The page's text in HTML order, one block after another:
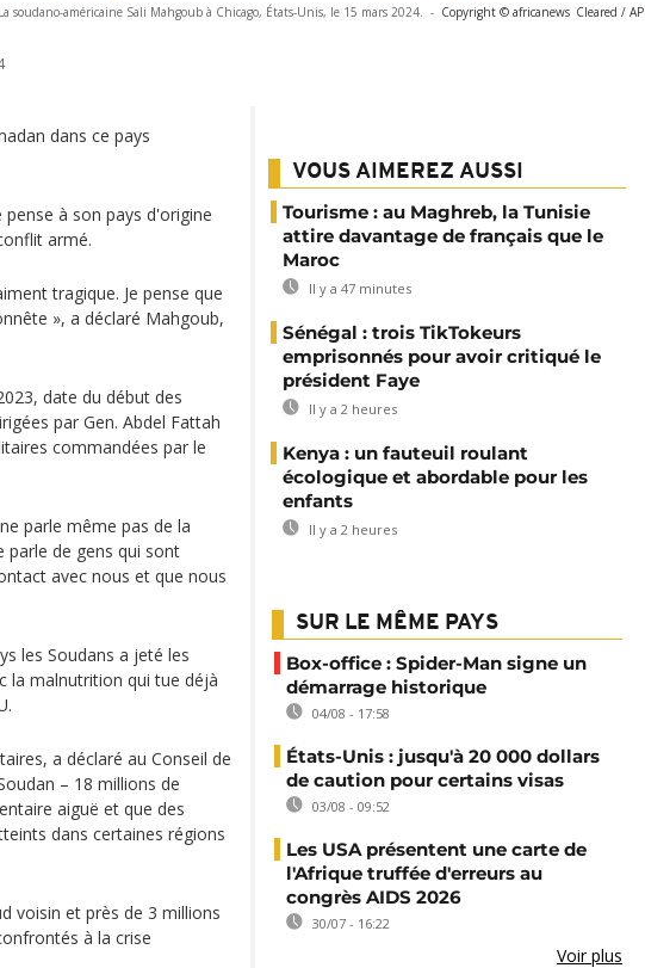
La soudano-américaine Sali Mahgoub à Chicago, États-Unis, le 15 mars 2024. - Copyright © africanews Cleared / AP
dans ce pays
à son pays d'origine
armé.
tragique. Je pense que
», a déclaré Mahgoub,
date du début des
par Gen. Abdel Fattah
commandées par le
parle même pas de la
parle de gens qui sont
avec nous et que nous
les Soudans a jeté les
la malnutrition qui tue déjà
a déclaré au Conseil de
– 18 millions de
aiguë et que des
dans certaines régions
voisin et près de 3 millions
à la crise
VOUS AIMEREZ AUSSI
Tourisme : au Maghreb, la Tunisie
attire davantage de français que le
Maroc
Il y a 47 minutes
Sénégal : trois TikTokeurs
emprisonnés pour avoir critiqué le
président Faye
Il y a 2 heures
Kenya : un fauteuil roulant
écologique et abordable pour les
enfants
Il y a 2 heures
SUR LE MÊME PAYS
Box-office : Spider-Man signe un
démarrage historique
04/08 - 17:58
États-Unis : jusqu'à 20 000 dollars
de caution pour certains visas
03/08 - 09:52
Les USA présentent une carte de
l'Afrique truffée d'erreurs au
congrès AIDS 2026
30/07 - 16:22
Voir plus